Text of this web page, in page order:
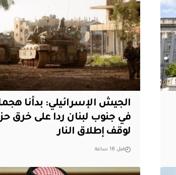
الجيش الإسرائيلي: بدأنا
في جنوب لبنان ردا على خرق
لوقف إطلاق النار
قبل 18 ساعة